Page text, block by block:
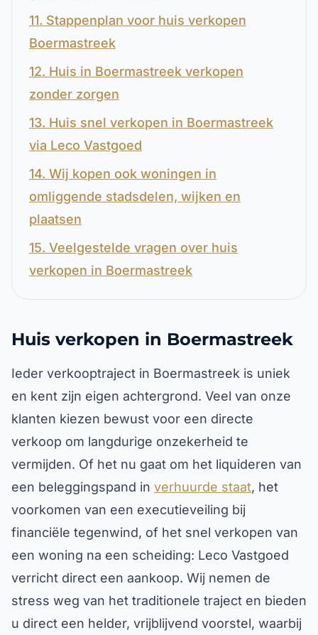
11. Stappenplan voor huis verkopen
Boermastreek
12. Huis in Boermastreek verkopen
zonder zorgen
13. Huis snel verkopen in Boermastreek
via Leco Vastgoed
14. Wij kopen ook woningen in
omliggende stadsdelen, wijken en
plaatsen
15. Veelgestelde vragen over huis
verkopen in Boermastreek
Huis verkopen in Boermastreek
Ieder verkooptraject in Boermastreek is uniek
en kent zijn eigen achtergrond. Veel van onze
klanten kiezen bewust voor een directe
verkoop om langdurige onzekerheid te
vermijden. Of het nu gaat om het liquideren van
een beleggingspand in verhuurde staat, het
voorkomen van een executieveiling bij
financiële tegenwind, of het snel verkopen van
een woning na een scheiding: Leco Vastgoed
verricht direct een aankoop. Wij nemen de
stress weg van het traditionele traject en bieden
u direct een helder, vrijblijvend voorstel, waarbij